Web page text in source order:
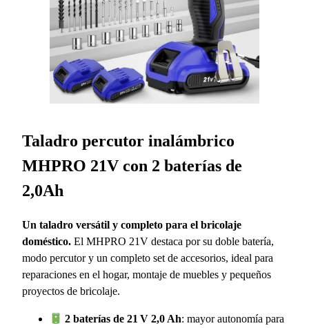
Taladro percutor inalámbrico
MHPRO 21V con 2 baterías de
2,0Ah
Un taladro versátil y completo para el bricolaje
doméstico. El MHPRO 21V destaca por su doble batería,
modo percutor y un completo set de accesorios, ideal para
reparaciones en el hogar, montaje de muebles y pequeños
proyectos de bricolaje.
2 baterías de 21 V 2,0 Ah: mayor autonomía para